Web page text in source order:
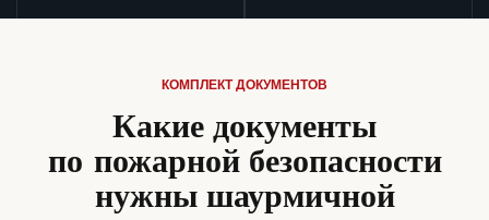
КОМПЛЕКТ ДОКУМЕНТОВ
Какие документы
по пожарной безопасности
нужны шаурмичной